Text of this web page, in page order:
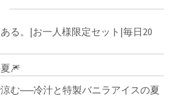
る。|お一人様限定セット|毎日20
🎆
涼む──冷汁と特製バニラアイスの夏